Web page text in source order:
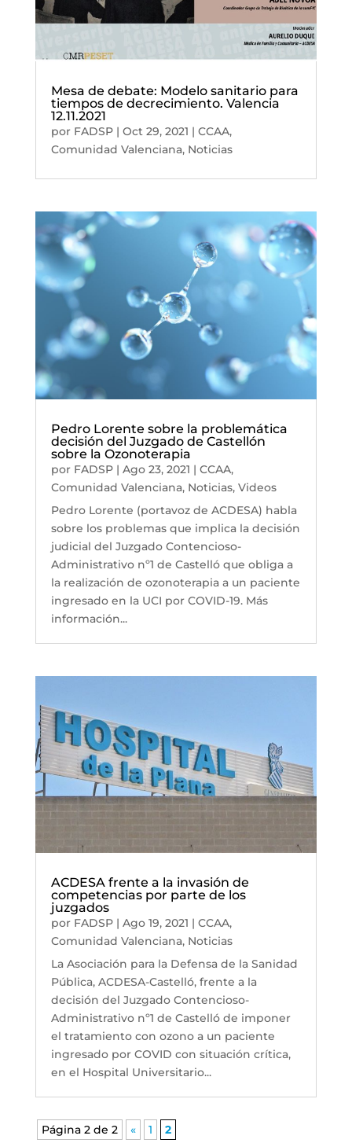
Mesa de debate: Modelo sanitario para
tiempos de decrecimiento. Valencia
12.11.2021
por FADSP| Oct 29, 2021 | CCAA,
Comunidad Valenciana, Noticias
Pedro Lorente sobre la problemática
decisión del Juzgado de Castellón
sobre la Ozonoterapia
por FADSP| Ago 23, 2021 | CCAA,
Comunidad Valenciana, Noticias, Videos
Pedro Lorente (portavoz de ACDESA) habla
sobre los problemas que implica la decisión
judicial del Juzgado Contencioso-
Administrativo nº1 de Castelló que obliga a
la realización de ozonoterapia a un paciente
ingresado en la UCI por COVID-19. Más
información...
ACDESA frente a la invasión de
competencias por parte de los
juzgados
por FADSP| Ago 19, 2021 | CCAA,
Comunidad Valenciana, Noticias
La Asociación para la Defensa de la Sanidad
Pública, ACDESA-Castelló, frente a la
decisión del Juzgado Contencioso-
Administrativo nº1 de Castelló de imponer
el tratamiento con ozono a un paciente
ingresado por COVID con situación crítica,
en el Hospital Universitario...
Página 2 de 2 « 1 2